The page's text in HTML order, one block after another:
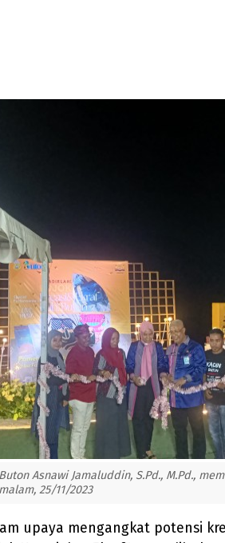
Asnawi Jamaluddin, S.Pd., M.Pd.,
25/11/2023
upaya mengangkat potensi